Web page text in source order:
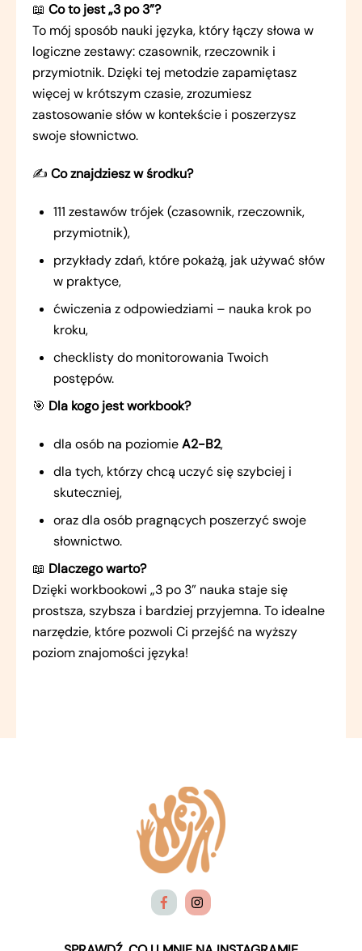
📖Co to jest „3 po 3”?
To mój sposób nauki języka, który łączy słowa w
logiczne zestawy: czasownik, rzeczownik i
przymiotnik. Dzięki tej metodzie zapamiętasz
więcej w krótszym czasie, zrozumiesz
zastosowanie słów w kontekście i poszerzysz
swoje słownictwo.
✍️Co znajdziesz w środku?
111 zestawów trójek (czasownik, rzeczownik,
przymiotnik),
przykłady zdań, które pokażą, jak używać słów
w praktyce,
ćwiczenia z odpowiedziami – nauka krok po
kroku,
checklisty do monitorowania Twoich
postępów.
🎯 Dla kogo jest workbook?
dla osób na poziomieA2-B2,
dla tych, którzy chcą uczyć się szybciej i
skuteczniej,
oraz dla osób pragnących poszerzyć swoje
słownictwo.
📖 Dlaczego warto?
Dzięki workbookowi „3 po 3” nauka staje się
prostsza, szybsza i bardziej przyjemna. To idealne
narzędzie, które pozwoli Ci przejść na wyższy
poziom znajomości języka!